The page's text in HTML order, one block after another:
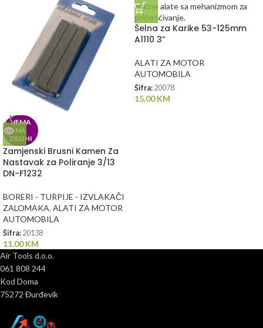
NEMA
NA
ZALIHI
Zamjenski Brusni Kamen Za
Nastavak za Poliranje 3/13
DN-F1232
BORERI - TURPIJE - IZVLAKAČI
ZALOMAKA, ALATI ZA MOTOR
AUTOMOBILA
Šifra: 20138
11.00KM
Šelna za Karike 53-125mm
A1110 3”
ALATI ZA MOTOR
AUTOMOBILA
Šifra: 20078
15.00KM
Air Tools d.o.o.
061 808 244
Kod Doma
75272 Đurđevik